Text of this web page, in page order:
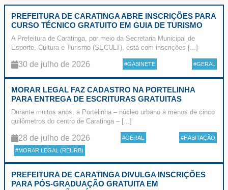
PREFEITURA DE CARATINGA ABRE INSCRIÇÕES PARA
CURSO TÉCNICO GRATUITO EM GUIA DE TURISMO
A Prefeitura de Caratinga, por meio da Secretaria Municipal de
Esporte, Cultura e Turismo (SECULT), está com inscrições [...]
30 de julho de 2026 #GABINETE #GERAL
MORAR LEGAL FAZ CADASTRO NA PORTELINHA
PARA ENTREGA DE ESCRITURAS GRATUITAS
Durante muitos anos, a Portelinha – núcleo urbano a menos de cinco
quilômetros do centro de Caratinga – [...]
28 de julho de 2026 #GERAL #HABITAÇÃO
#MORAR LEGAL (REURB)
PREFEITURA DE CARATINGA DIVULGA INSCRIÇÕES
PARA PÓS-GRADUAÇÃO GRATUITA EM